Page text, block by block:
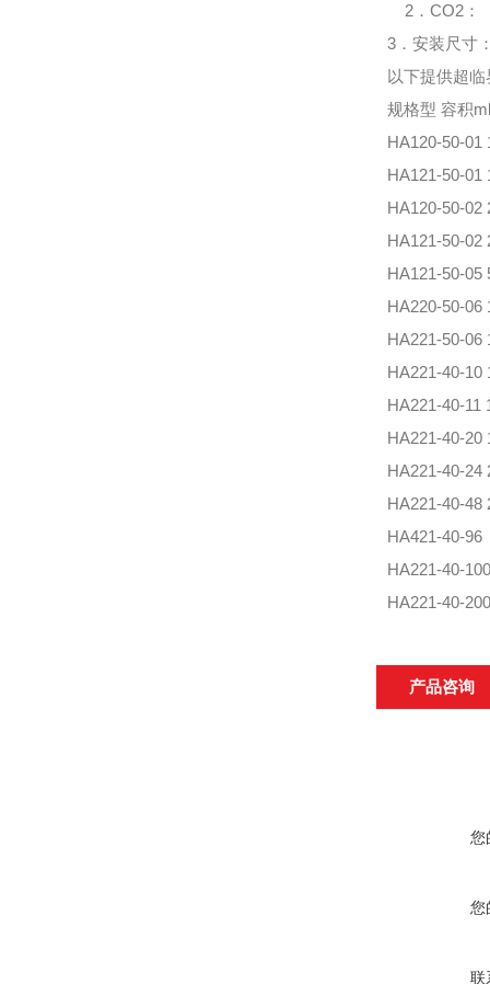
2． CO2 ：
3．安装尺寸
以下提供超
规格型 容积
HA120-50-01
HA121-50-01
HA120-50-02
HA121-50-02
HA121-50-05
HA220-50-06
HA221-50-06
HA221-40-10
HA221-40-11
HA221-40-20
HA221-40-24
HA221-40-48
HA421-40-96
HA221-40-
HA221-40-
产品咨询
您
您
联